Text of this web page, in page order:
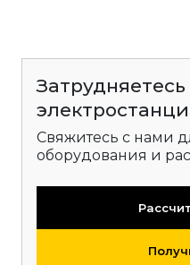
Свяжитесь с нами
оборудования и